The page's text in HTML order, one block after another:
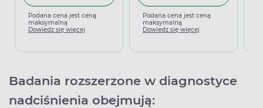
Podana cena jest ceną
maksymalną
Dowiedz się więcej
Podana cena jest ceną
maksymalną
Dowiedz się więcej
Badania rozszerzone w diagnostyce
nadciśnienia obejmują: